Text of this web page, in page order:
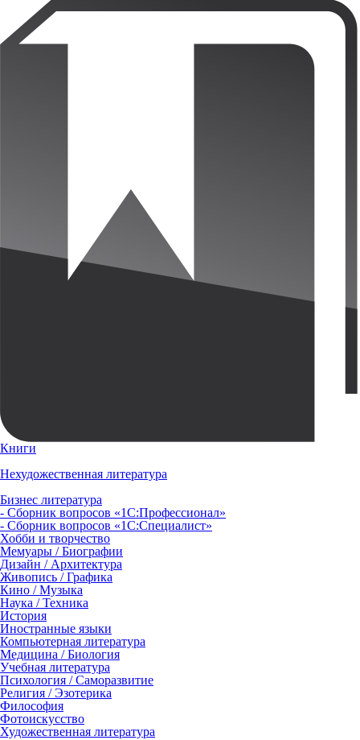
Книги
Нехудожественная литература
Бизнес литература
- Сборник вопросов «1С:Профессионал»
- Сборник вопросов «1С:Специалист»
Хобби и творчество
Мемуары / Биографии
Дизайн / Архитектура
Живопись / Графика
Кино / Музыка
Наука / Техника
История
Иностранные языки
Компьютерная литература
Медицина / Биология
Учебная литература
Психология / Саморазвитие
Религия / Эзотерика
Философия
Фотоискусство
Художественная литература